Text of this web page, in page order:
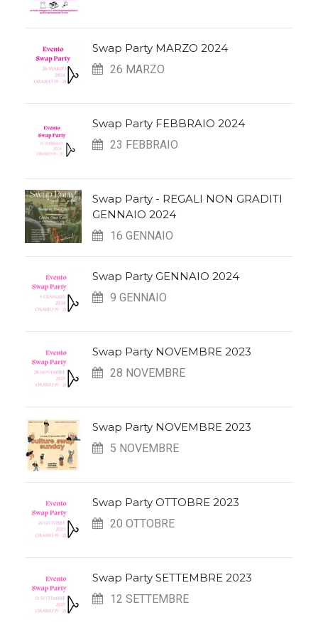
Swap Party MARZO 2024
26 MARZO
Swap Party FEBBRAIO 2024
23 FEBBRAIO
Swap Party - REGALI NON GRADITI
GENNAIO 2024
16 GENNAIO
Swap Party GENNAIO 2024
9 GENNAIO
Swap Party NOVEMBRE 2023
28 NOVEMBRE
Swap Party NOVEMBRE 2023
5 NOVEMBRE
Swap Party OTTOBRE 2023
20 OTTOBRE
Swap Party SETTEMBRE 2023
12 SETTEMBRE